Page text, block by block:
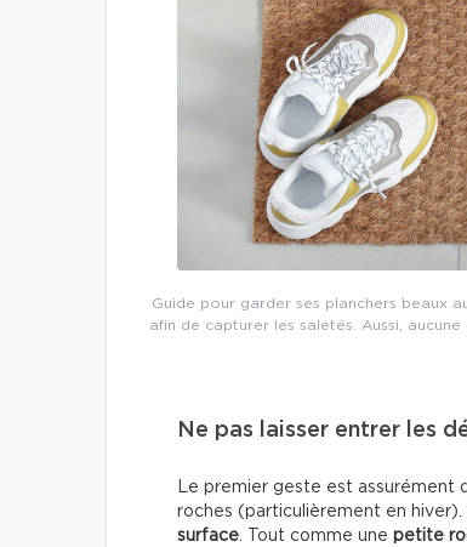
Guide pour garder ses planchers beaux
afin de capturer les saletés. Aussi,
Ne pas laisser entrer les
Le premier geste est assurément
roches (particulièrement en hiver).
surface. Tout comme une petite